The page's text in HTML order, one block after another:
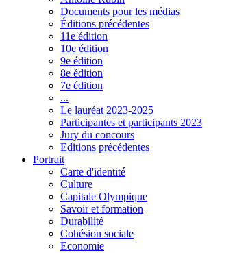
Documents pour les médias
Éditions précédentes
11e édition
10e édition
9e édition
8e édition
7e édition
...
Le lauréat 2023-2025
Participantes et participants 2023
Jury du concours
Editions précédentes
Portrait
Carte d'identité
Culture
Capitale Olympique
Savoir et formation
Durabilité
Cohésion sociale
Economie